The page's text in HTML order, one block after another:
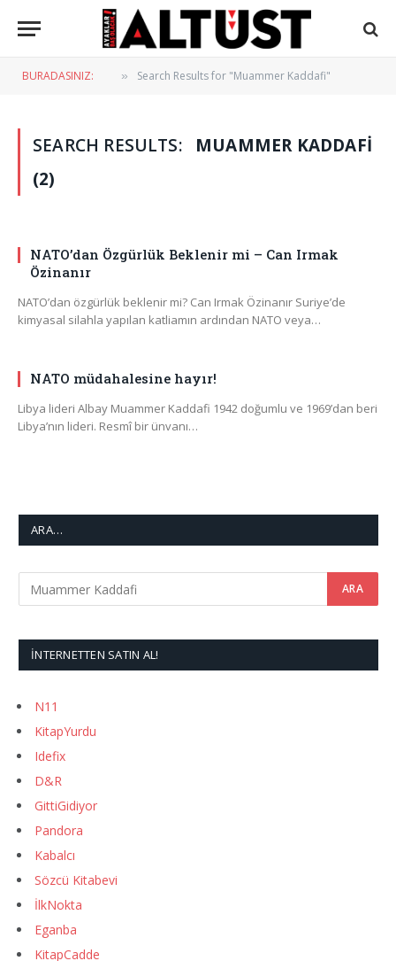
BURADASINIZ: » Search Results for "Muammer Kaddafi"
SEARCH RESULTS:
MUAMMER KADDAFI
(2)
NATO’dan Özgürlük Beklenir mi – Can Irmak
Özinanır
NATO’dan özgürlük beklenir mi? Can Irmak Özinanır Suriye’de
kimyasal silahla yapılan katliamın ardından NATO veya…
NATO müdahalesine hayır!
Libya lideri Albay Muammer Kaddafi 1942 doğumlu ve 1969’dan beri
Libya’nın lideri. Resmî bir ünvanı…
ARA…
İNTERNETTEN SATIN AL!
N11
KitapYurdu
Idefix
D&R
GittiGidiyor
Pandora
Kabalcı
Sözcü Kitabevi
İlkNokta
Eganba
KitapCadde